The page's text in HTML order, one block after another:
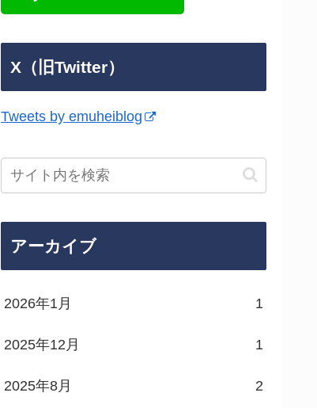
X（旧Twitter）
Tweets by emuheiblog
アーカイブ
2026年1月 1
2025年12月 1
2025年8月 2